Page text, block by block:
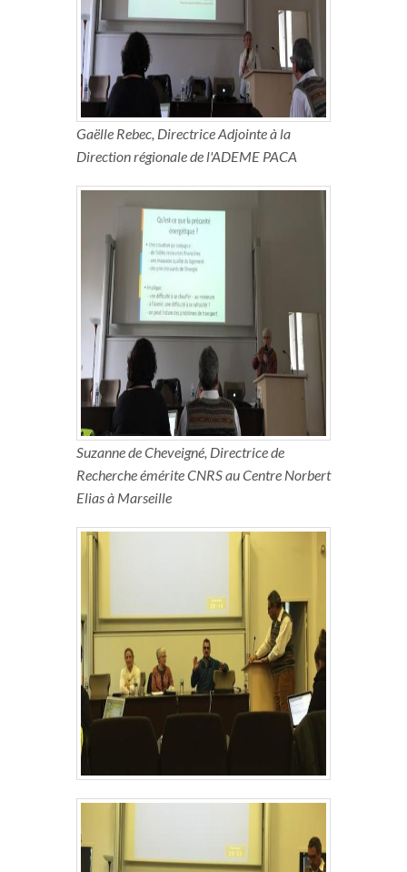
Gaëlle Rebec, Directrice Adjointe à la
Direction régionale de l'ADEME PACA
Suzanne de Cheveigné, Directrice de
Recherche émérite CNRS au Centre Norbert
Elias à Marseille